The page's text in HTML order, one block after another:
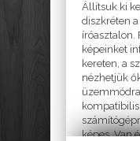
Állítsuk ki
diszkréten
íróasztalon.
képeinket
kereten, a
nézhetjük
képes. Van